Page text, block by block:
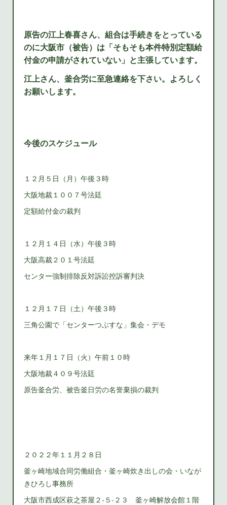
原告の江上春喜さん、組合は手続きをとっている
のに大阪市（被告）は「そもそも本件特別定額給
付金の申請がされていない」と主張しています。
江上さん、釜合労に至急連絡を下さい。よろしく
お願いします。
今後のスケジュール
１２月５日（月）午後３時
大阪地裁１００７号法廷
定額給付金の裁判
１２月１４日（水）午後３時
大阪高裁２０１号法廷
センター強制排除反対訴訟控訴審判決
１２月１７日（土）午後３時
三角公園で「センターつぶすな」集会・デモ
来年１月１７日（火）午前１０時
大阪地裁４０９号法廷
原告釜合労、被告釜日労の名誉棄損の裁判
２０２２年１１月２８日
釜ヶ崎地域合同労働組合・釜ヶ崎炊き出しの会・いなが
きひろし事務所
大阪市西成区萩之茶屋２‐５‐２３ 釜ヶ崎解放会館１階